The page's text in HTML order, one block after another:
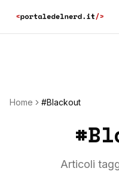
Home #Blackout
#
Articoli